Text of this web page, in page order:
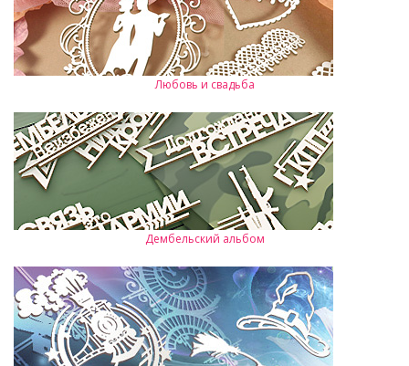
Любовь и свадьба
Дембельский альбом